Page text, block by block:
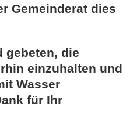
Gemeinderat dies
gebeten, die
einzuhalten und
Wasser
für Ihr